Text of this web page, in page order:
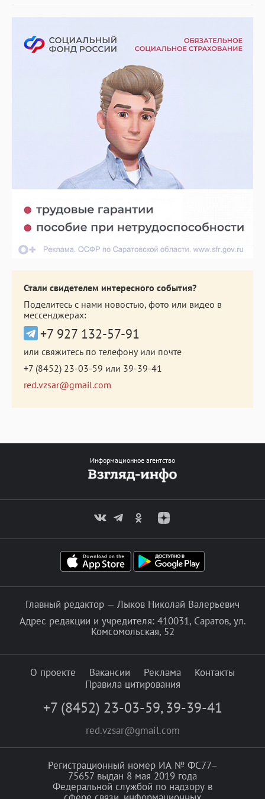
Стали свидетелем интересного события?
Поделитесь с нами новостью, фото или видео в
мессенджерах:
+7 927 132-57-91
или свяжитесь по телефону или почте
+7 (8452) 23-03-59 или 39-39-41
red.vzsar@gmail.com
Информационное агентство
Главный редактор — Лыков Николай Валерьевич
Адрес редакции и учредителя: 410031, Саратов, ул.
Комсомольская, 52
О проекте Вакансии Реклама
Контакты
Правила цитирования
+7 (8452) 23-03-59, 39-39-41
red.vzsar@gmail.com
Регистрационный номер ИА № ФС77–
75657 выдан 8 мая 2019 года
Федеральной службой по надзору в